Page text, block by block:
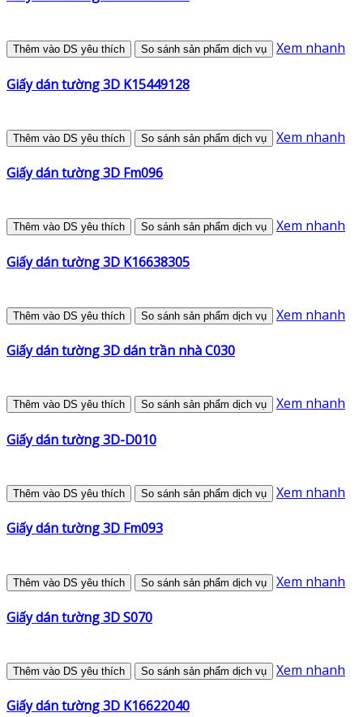
Thêm vào DS yêu thích So sánh sản phẩm dịch vụ Xem nhanh
Giấy dán tường 3D K15449128
Thêm vào DS yêu thích So sánh sản phẩm dịch vụ Xem nhanh
Giấy dán tường 3D Fm096
Thêm vào DS yêu thích So sánh sản phẩm dịch vụ Xem nhanh
Giấy dán tường 3D K16638305
Thêm vào DS yêu thích So sánh sản phẩm dịch vụ Xem nhanh
Giấy dán tường 3D dán trần nhà C030
Thêm vào DS yêu thích So sánh sản phẩm dịch vụ Xem nhanh
Giấy dán tường 3D-D010
Thêm vào DS yêu thích So sánh sản phẩm dịch vụ Xem nhanh
Giấy dán tường 3D Fm093
Thêm vào DS yêu thích So sánh sản phẩm dịch vụ Xem nhanh
Giấy dán tường 3D S070
Thêm vào DS yêu thích So sánh sản phẩm dịch vụ Xem nhanh
Giấy dán tường 3D K16622040